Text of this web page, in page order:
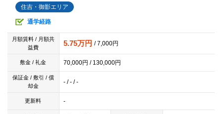
住吉・御影エリア
通学経路
月額賃料 / 月額共
益費
5.75万円 / 7,000円
敷金 / 礼金 70,000円 / 130,000円
保証金 / 敷引 / 償
却金
- / - / -
更新料 -